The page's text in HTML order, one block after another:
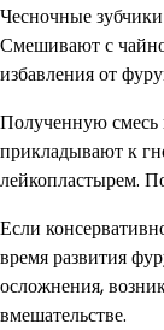
Чесночные
Смешивают с
избавления от
Полученную смесь
прикладывают к
лейкопластырем.
Если
время развития
осложнения,
вмешательстве.